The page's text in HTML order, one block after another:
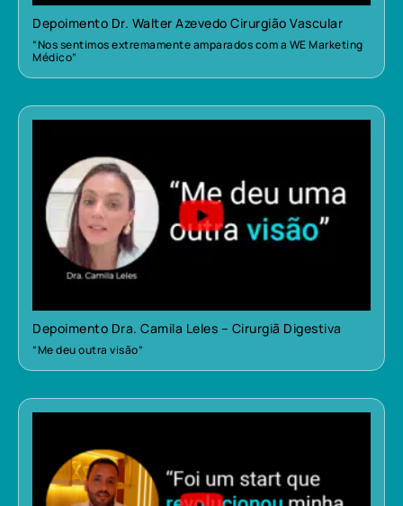
Depoimento Dr. Walter Azevedo Cirurgião Vascular
“Nos sentimos extremamente amparados com a WE Marketing
Médico”
Depoimento Dra. Camila Leles – Cirurgiã Digestiva
“Me deu outra visão”